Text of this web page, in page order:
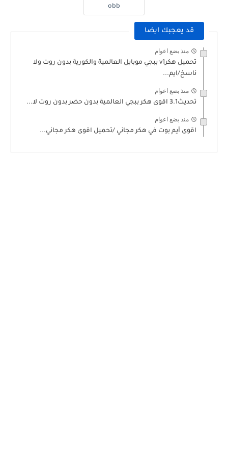
obb
قد يعجبك ايضا
منذ بضع اعوام
تحميل هكرv1 ببجي موبايل العالمية والكورية بدون روت ولا
ناسخ/ايم...
منذ بضع اعوام
تحديث3.1 اقوى هكر ببجي العالمية بدون حضر بدون روت لا...
منذ بضع اعوام
اقوى أيم بوت في هكر مجاني /تحميل اقوى هكر مجاني...